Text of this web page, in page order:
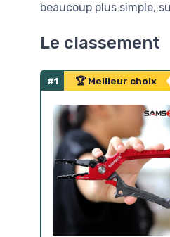
beaucoup plus simple,
Le classement
#1 🏆 Meilleur choix